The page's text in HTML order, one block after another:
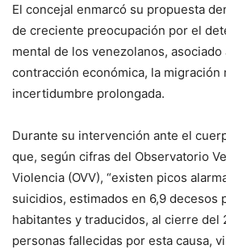
El concejal enmarcó su propuesta
de creciente preocupación por el
mental de los venezolanos,
contracción económica, la migración
incertidumbre prolongada.
Durante su intervención ante el
que, según cifras del Observatorio
Violencia (OVV), “existen picos
suicidios, estimados en 6,9 decesos
habitantes y traducidos, al cierre del
personas fallecidas por esta causa,